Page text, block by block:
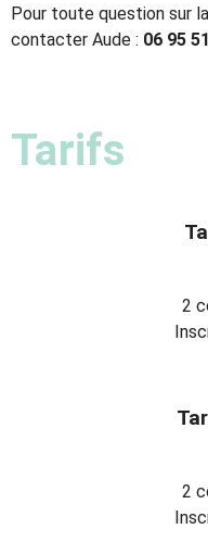
Pour toute question sur
contacter Aude : 06 95
Tarifs
2
2